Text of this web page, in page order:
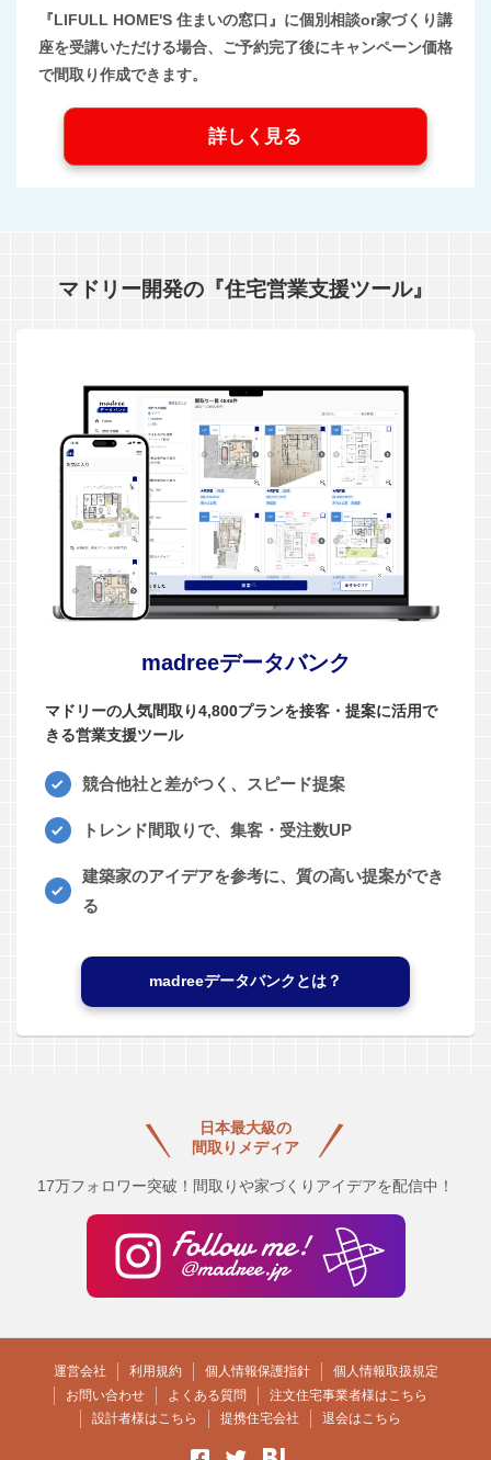
『LIFULL HOME'S 住まいの窓口』に個別相談or家づくり講
座を受講いただける場合、ご予約完了後にキャンペーン価格
で間取り作成できます。
詳しく見る
マドリー開発の『住宅営業支援ツール』
madreeデータバンク
マドリーの人気間取り4,800プランを接客・提案に活用で
きる営業支援ツール
競合他社と差がつく、スピード提案
トレンド間取りで、集客・受注数UP
建築家のアイデアを参考に、質の高い提案ができ
る
madreeデータバンクとは？
日本最大級の
間取りメディア
17万フォロワー突破！間取りや家づくりアイデアを配信中！
運営会社 利用規約 個人情報保護指針
個人情報取扱規定
お問い合わせ
よくある質問
注文住宅事業者様はこちら
設計者様はこちら
提携住宅会社 退会はこちら